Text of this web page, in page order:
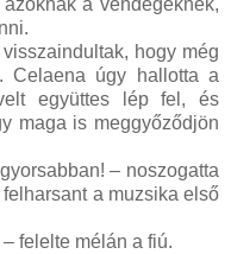
a vendégeknek,
hogy még
Celaena úgy hallotta a
együttes lép fel, és
maga is meggyőződjön
– noszogatta
a muzsika első
felelte mélán a fiú.